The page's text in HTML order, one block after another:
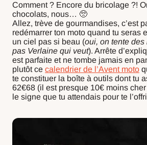
Comment ? Encore du bricolage ?!
chocolats, nous… 🥺
Allez, trève de gourmandises, c’est
redémarrer ton moto quand tu seras
un ciel pas si beau (oui, on tente des
pas Verlaine qui veut). Arrête
est parfaite et ne tombe jamais en
plutôt ce calendrier de l’Avent moto
te constituer la boîte à outils dont tu
62€68 (il est presque 10€ moins
le signe que tu attendais pour te